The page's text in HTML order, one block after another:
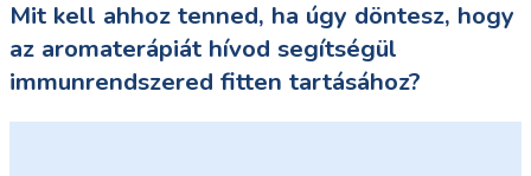
Mit kell ahhoz tenned, ha úgy döntesz, hogy
az aromaterápiát hívod segítségül
immunrendszered fitten tartásához?